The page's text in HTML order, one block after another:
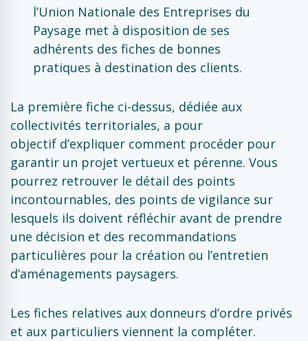
l’Union Nationale des Entreprises du
Paysage met à disposition de ses
adhérents des fiches de bonnes
pratiques à destination des clients.
La première fiche ci-dessus, dédiée aux
collectivités territoriales, a pour
objectif d’expliquer comment procéder pour
garantir un projet vertueux et pérenne. Vous
pourrez retrouver le détail des points
incontournables, des points de vigilance sur
lesquels ils doivent réfléchir avant de prendre
une décision et des recommandations
particulières pour la création ou l’entretien
d’aménagements paysagers.
Les fiches relatives aux donneurs d’ordre privés
et aux particuliers viennent la compléter.